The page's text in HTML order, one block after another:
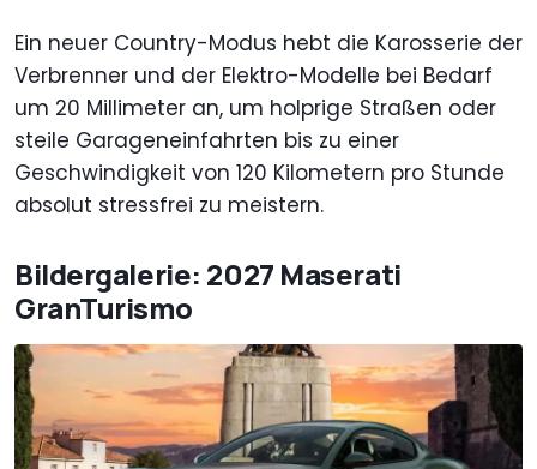
Ein neuer Country-Modus hebt die Karosserie der
Verbrenner und der Elektro-Modelle bei Bedarf
um 20 Millimeter an, um holprige Straßen oder
steile Garageneinfahrten bis zu einer
Geschwindigkeit von 120 Kilometern pro Stunde
absolut stressfrei zu meistern.
Bildergalerie: 2027 Maserati
GranTurismo